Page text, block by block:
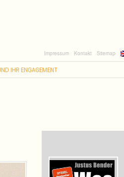
Impressum Kontakt Sitemap
IHR ENGAGEMENT